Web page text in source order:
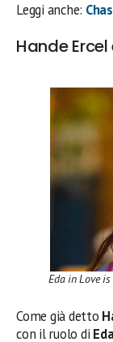
Leggi anche:
Hande
Eda in Love
Come già detto
con il ruolo di